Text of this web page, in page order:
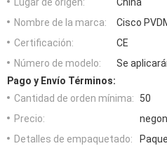
Lugar de origen:
China
Nombre de la marca:
Cisco
Certificación:
CE
Número de modelo:
Se
Pago y Envío Términos:
Cantidad de orden mínima:
50
Precio:
Detalles de empaquetado: